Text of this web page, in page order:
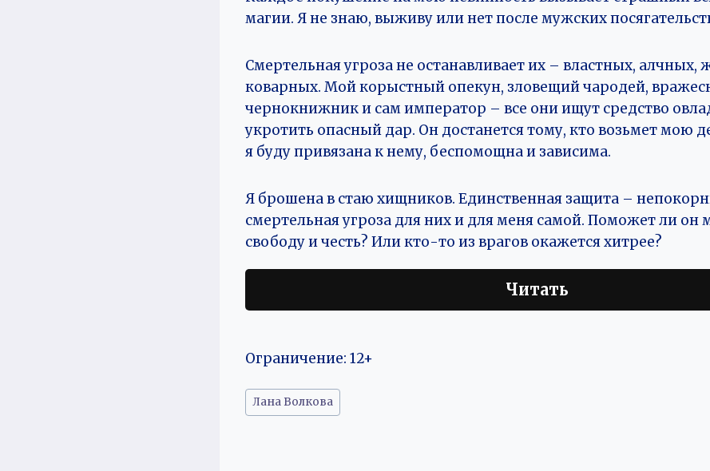
магии. Я не знаю, выживу или нет после мужских
Смертельная угроза не останавливает их – властных, алчных,
коварных. Мой корыстный опекун, зловещий чародей,
чернокнижник и сам император – все они ищут средство
укротить опасный дар. Он достанется тому, кто возьмет мою
я буду привязана к нему, беспомощна и зависима.
Я брошена в стаю хищников. Единственная защита –
смертельная угроза для них и для меня самой. Поможет ли он
свободу и честь? Или кто-то из врагов окажется хитрее?
Читать
Ограничение: 12+
Метки
записи:
Лана Волкова